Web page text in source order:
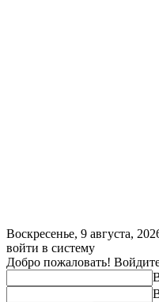
Воскресенье, 9 августа,
войти в систему
Добро пожаловать!